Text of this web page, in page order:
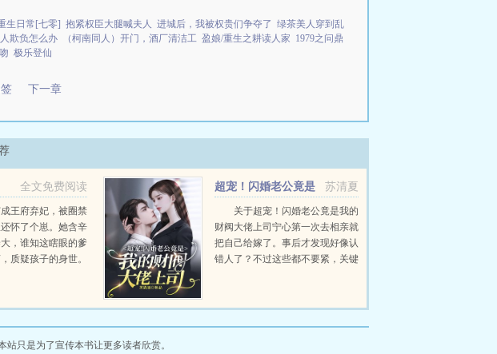
生日常[七零] 抱紧权臣大腿喊夫人 进城后，我被权贵们争夺了 绿茶美人穿到乱
欺负怎么办 （柯南同人）开门，酒厂清洁工 盈娘/重生之耕读人家 1979之问鼎
极乐登仙
下一章
全文免费阅读
王府弃妃，被圈禁
怀了个崽。她含辛
，谁知这瞎眼的爹
质疑孩子的身世。
美容配方...
苏清夏
超宠！闪婚老公竟是
我的财阀大佬上司
关于超宠！闪婚老公竟是我的
财阀大佬上司宁心第一次去相亲就
把自己给嫁了。事后才发现好像认
错人了？不过这些都不要紧，关键
作？真是越看越奇怪直到某天，神
只是为了宣传本书让更多读者欣赏。